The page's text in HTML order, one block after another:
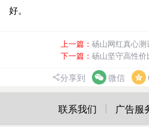
好。
上一篇： 砀山网红真心测
下一篇： 砀山坚守高性
分享到 微信
联系我们 广告服